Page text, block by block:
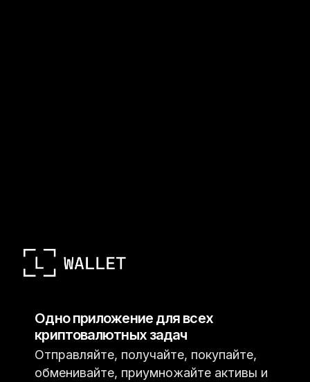
Одно приложение для всех
криптовалютных задач
Отправляйте, получайте, покупайте,
обменивайте, приумножайте активы и